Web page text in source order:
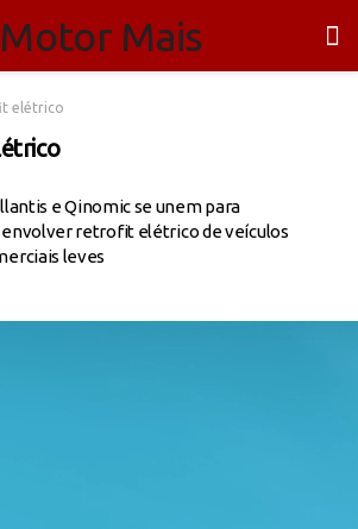
elétrico
e Qinomic se unem para
retrofit elétrico de veículos
leves